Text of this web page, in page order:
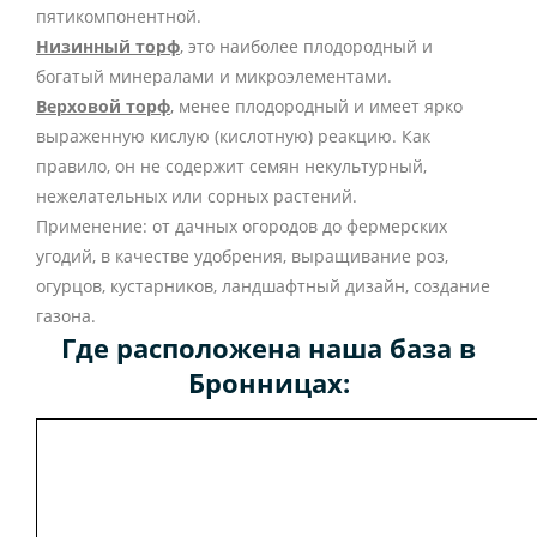
пятикомпонентной.
Низинный торф, это наиболее плодородный и
богатый минералами и микроэлементами.
Верховой торф, менее плодородный и имеет ярко
выраженную кислую (кислотную) реакцию. Как
правило, он не содержит семян некультурный,
нежелательных или сорных растений.
Применение: от дачных огородов до фермерских
угодий, в качестве удобрения, выращивание роз,
огурцов, кустарников, ландшафтный дизайн, создание
газона.
Где расположена наша база в
Бронницах: